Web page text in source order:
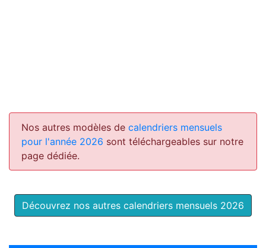
Nos autres modèles de calendriers mensuels
pour l'année 2026 sont téléchargeables sur notre
page dédiée.
Découvrez nos autres calendriers mensuels 2026